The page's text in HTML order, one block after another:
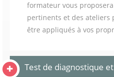
formateur vous
pertinents et des ateliers
être appliqués à vos
Test de diagnostique